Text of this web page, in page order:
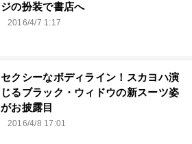
ジの扮装で書店へ
2016/4/7 1:17
セクシーなボディライン！スカヨハ演
じるブラック・ウィドウの新スーツ姿
がお披露目
2016/4/8 17:01